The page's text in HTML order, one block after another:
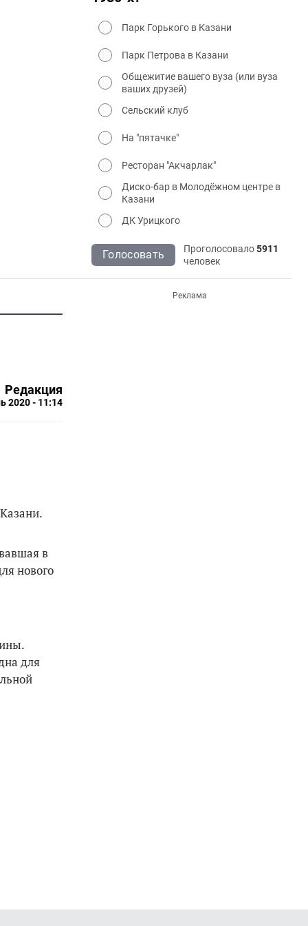
Парк Горького в Казани
Парк Петрова в Казани
Общежитие вашего вуза (или вуза
ваших друзей)
Сельский клуб
На "пятачке"
Ресторан "Акчарлак"
Диско-бар в Молодёжном центре в
Казани
ДК Урицкого
Голосовать Проголосовало5911
человек
Редакция
2020 - 11:14
в
нового
для
Реклама